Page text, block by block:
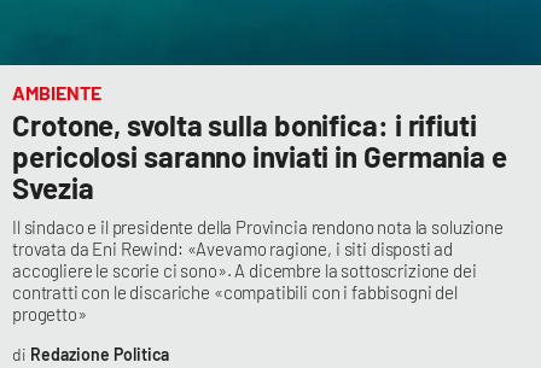
PROGETTI
Buona Sanità Calabria
LA
CALABRIAVISIONE
Destinazioni
Eventi
AMBIENTE
Crotone, svolta sulla bonifica: i rifiuti
pericolosi saranno inviati in Germania e
Svezia
Il sindaco e il presidente della Provincia rendono nota la soluzione
trovata da Eni Rewind: «Avevamo ragione, i siti disposti ad
accogliere le scorie ci sono». A dicembre la sottoscrizione dei
contratti con le discariche «compatibili con i fabbisogni del
progetto»
Redazione Politica